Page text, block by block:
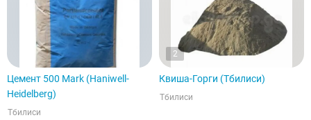
Цемент 500 Mark (Haniwell-
Heidelberg)
Тбилиси
2
Квиша-Горги (Тбилиси)
Тбилиси